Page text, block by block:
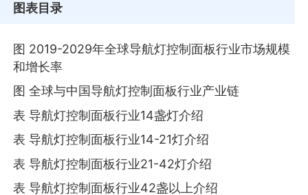
图表目录
图 2019-2029年全球导航灯控制面板行业市场规模
和增长率
图 全球与中国导航灯控制面板行业产业链
表 导航灯控制面板行业14盏灯介绍
表 导航灯控制面板行业14-21灯介绍
表 导航灯控制面板行业21-42灯介绍
表 导航灯控制面板行业42盏以上介绍